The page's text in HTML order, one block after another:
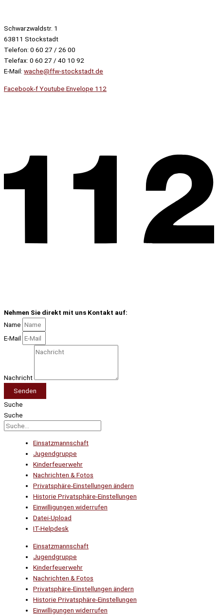
Schwarzwaldstr. 1
63811 Stockstadt
Telefon: 0 60 27 / 26 00
Telefax: 0 60 27 / 40 10 92
E-Mail: wache@ffw-stockstadt.de
Facebook-fYoutube Envelope 112
Nehmen Sie direkt mit uns Kontakt auf:
Name
E-Mail
Nachricht
Senden
Suche
Suche
Einsatzmannschaft
Jugendgruppe
Kinderfeuerwehr
Nachrichten & Fotos
Privatsphäre-Einstellungen ändern
Historie Privatsphäre-Einstellungen
Einwilligungen widerrufen
Datei-Upload
IT-Helpdesk
Einsatzmannschaft
Jugendgruppe
Kinderfeuerwehr
Nachrichten & Fotos
Privatsphäre-Einstellungen ändern
Historie Privatsphäre-Einstellungen
Einwilligungen widerrufen